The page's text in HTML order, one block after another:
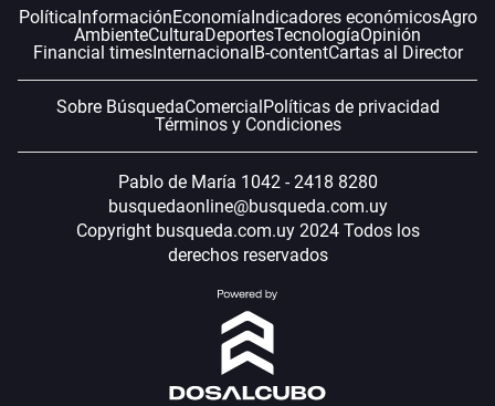
PolíticaInformaciónEconomíaIndicadores económicosAgro
AmbienteCulturaDeportesTecnologíaOpinión
Financial timesInternacionalB-contentCartas al Director
Sobre BúsquedaComercialPolíticas de privacidad
Términos y Condiciones
Pablo de María 1042 - 2418 8280
busquedaonline@busqueda.com.uy
Copyright busqueda.com.uy 2024 Todos los
derechos reservados